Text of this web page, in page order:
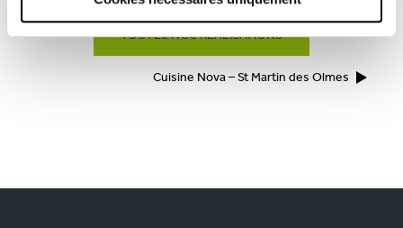
TOUTES NOS RÉALISATIONS
Cuisine Nova – St Martin des Olmes